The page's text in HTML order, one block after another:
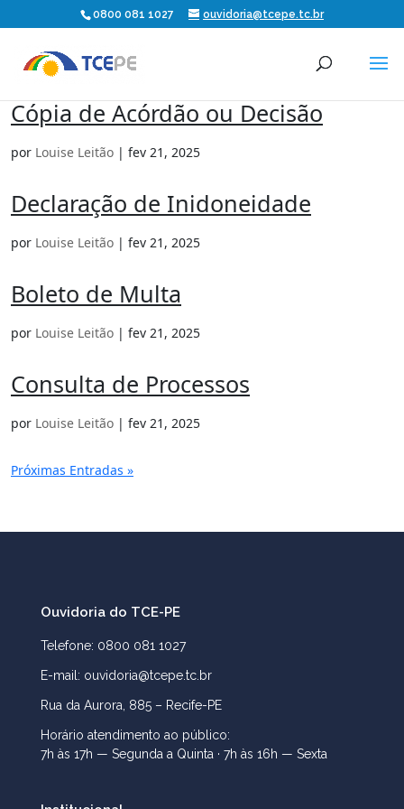
0800 081 1027 ouvidoria@tcepe.tc.br
Cópia de Acórdão ou Decisão
por Louise Leitão | fev 21, 2025
Declaração de Inidoneidade
por Louise Leitão | fev 21, 2025
Boleto de Multa
por Louise Leitão | fev 21, 2025
Consulta de Processos
por Louise Leitão | fev 21, 2025
Próximas Entradas »
Ouvidoria do TCE-PE
Telefone: 0800 081 1027
E-mail: ouvidoria@tcepe.tc.br
Rua da Aurora, 885 – Recife-PE
Horário atendimento ao público:
7h às 17h — Segunda a Quinta · 7h às 16h — Sexta